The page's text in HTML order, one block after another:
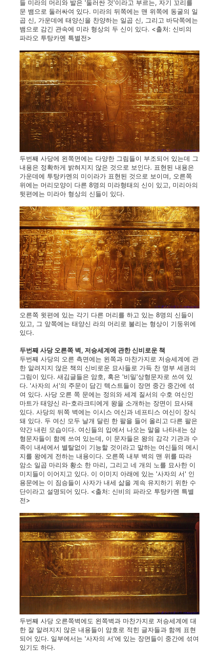
들 미라의 머리와 발은 '둘러싼 것'이라고 부르는, 자기 꼬리를
문 뱀으로 둘러싸여 있다. 미라의 뒤쪽에는 맨 위쪽에 동굴의 일
곱 신, 가운데에 태양신을 찬양하는 일곱 신, 그리고 바닥쪽에는
뱀으로 감긴 관속에 미라 형상의 두 신이 있다. <출처: 신비의
파라오 투탕카멘 특별전>
두번째 사당에 왼쪽면에는 다양한 그림들이 부조되어 있는데 그
내용은 정확하게 밝혀지지 않은 것으로 보인다. 표현된 내용은
가운데에 투탕카멘의 미이라가 표현된 것으로 보이며, 오른쪽
위에는 머리모양이 다른 8명의 미라형태의 신이 있고, 미리아의
뒷편에는 미라아 형상의 신들이 있다.
오른쪽 윗편에 있는 각기 다른 머리를 하고 있는 8명의 신들이
있고, 그 앞쪽에는 태양신 라의 머리로 불리는 형상이 기둥위에
있다.
두번째 사당 오른쪽 벽, 저승세계에 관한 신비로운 책
두번째 사당의 오른 측면에는 왼쪽과 마찬가지로 저승세계에 관
한 알려지지 않은 책의 신비로운 묘사들로 가득 찬 명부 세권의
그림이 있다. 새김글들은 암호, 혹은 '비밀'상형문자로 쓰여 있
다. '사자의 서'의 주문이 담긴 텍스트들이 장면 중간 중간에 섞
여 있다. 사당 오른 쪽 문에는 정의와 세계 질서의 수호 여신인
마트가 태양신 라-호라크티에게 왕을 소개하는 장면이 묘사돼
있다. 사당의 뒤쪽 벽에는 이시스 여신과 네프티스 여신이 장식
돼 있다. 두 여신 모두 날개 달린 한 팔을 들어 올리고 다른 팔은
약간 내린 모습이다. 여신들의 입에서 나오는 말을 나타내는 상
형문자들이 함께 쓰여 있는데, 이 문자들은 왕의 감각 기관과 수
족이 내세에서 별탈없이 기능할 것이라고 말하는 여신들의 메시
지를 왕에게 전하는 내용이다. 오른쪽 내부 벽의 맨 위를 따라
암소 일곱 마리와 황소 한 마리, 그리고 네 개의 노를 묘사한 이
미지들이 이어지고 있다. 이 이미지 아래에 있는 '사자의 서' 인
용문에는 이 짐승들이 사자가 내세 삶을 계속 유지하기 위한 수
단이라고 설명되어 있다. <출처: 신비의 파라오 투탕카멘 특별
전>
두번째 사당 오른쪽벽에도 왼쪽벽과 마찬가지로 저승세계에 대
한 잘 알려지지 않은 내용들이 암호로 적힌 글자들과 함께 표현
되어 있다. 일부에서는 '사자의 서'에 있는 장면들이 중간에 섞여
있기도 하다.